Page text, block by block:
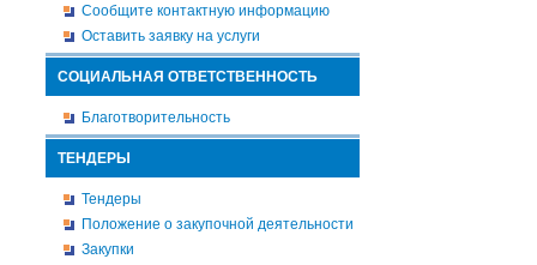
Сообщите контактную информацию
Оставить заявку на услуги
СОЦИАЛЬНАЯ ОТВЕТСТВЕННОСТЬ
Благотворительность
ТЕНДЕРЫ
Тендеры
Положение о закупочной деятельности
Закупки